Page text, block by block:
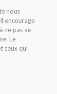
nous
encourage
ne pas se
Le
ceux qui